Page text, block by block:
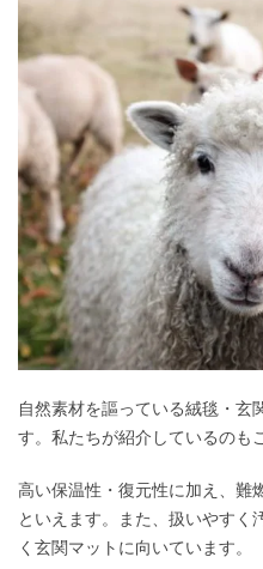
自然素材を謳っている絨毯・玄
す。私たちが紹介しているのも
高い保温性・復元性に加え、難
といえます。また、扱いやすく
く玄関マットに向いています。